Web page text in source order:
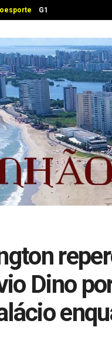
G1
Dino